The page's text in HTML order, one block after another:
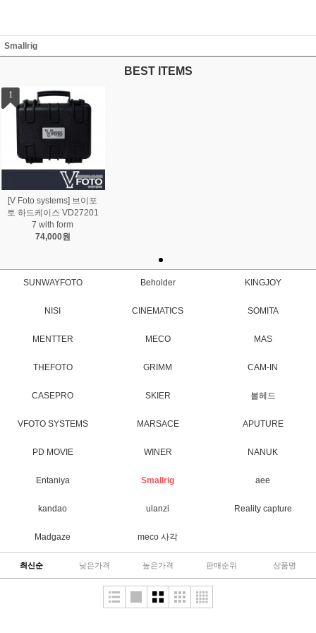
Smallrig
BEST ITEMS
1
[V Foto systems] 브이포
토 하드케이스 VD27201
7 with form
74,000원
SUNWAYFOTO Beholder KINGJOY
NISI CINEMATICS SOMITA
MENTTER MECO MAS
THEFOTO GRIMM CAM-IN
CASEPRO SKIER 볼헤드
VFOTO SYSTEMS MARSACE APUTURE
PD MOVIE WINER NANUK
Entaniya Smallrig aee
kandao ulanzi Reality capture
Madgaze meco 사각
최신순 낮은가격 높은가격 판매순위 상품명